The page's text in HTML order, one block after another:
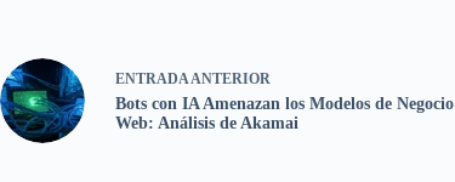
ENTRADAANTERIOR
Bots con IA Amenazan los Modelos de Negocio
Web: Análisis de Akamai